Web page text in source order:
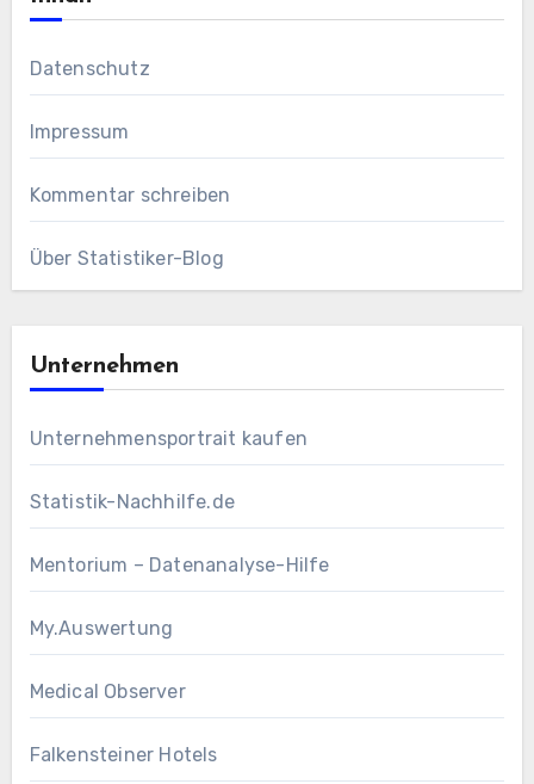
Datenschutz
Impressum
Kommentar schreiben
Über Statistiker-Blog
Unternehmen
Unternehmensportrait kaufen
Statistik-Nachhilfe.de
Mentorium – Datenanalyse-Hilfe
My.Auswertung
Medical Observer
Falkensteiner Hotels